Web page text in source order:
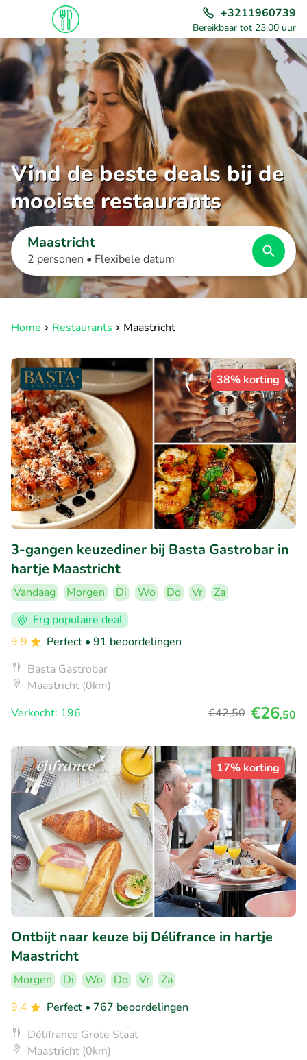
+3211960739
Bereikbaar tot 23:00 uur
Vind de beste deals bij de
mooiste restaurants
Maastricht
2 personen • Flexibele datum
Home Restaurants Maastricht
38% korting
3-gangen keuzediner bij Basta Gastrobar in
hartje Maastricht
Vandaag Morgen Di Wo Do Vr
Za
Erg populaire deal
9.9
Perfect • 91 beoordelingen
Basta Gastrobar
Maastricht (0km)
Verkocht: 196
€42,50 €26,50
17% korting
Ontbijt naar keuze bij Délifrance in hartje
Maastricht
Morgen Di Wo Do Vr
Za
9.4
Perfect • 767 beoordelingen
Délifrance Grote Staat
Maastricht (0km)